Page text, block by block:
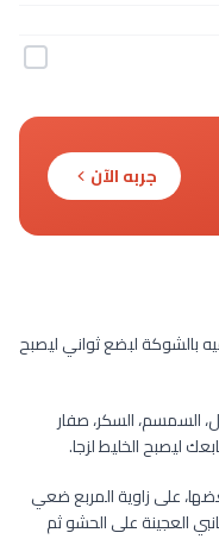
جربه الآن
لبضع ثواني ليصبح
السمسم، السكر، صفار
ليصبح الخليط لزجا.
على زاوية المربع ضعي
العجينة على الحشو ثم